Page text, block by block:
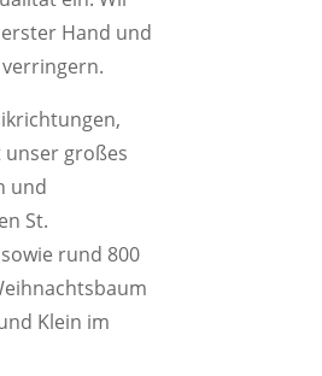
Hand und
unser großes
und
St.
rund 800
Klein im